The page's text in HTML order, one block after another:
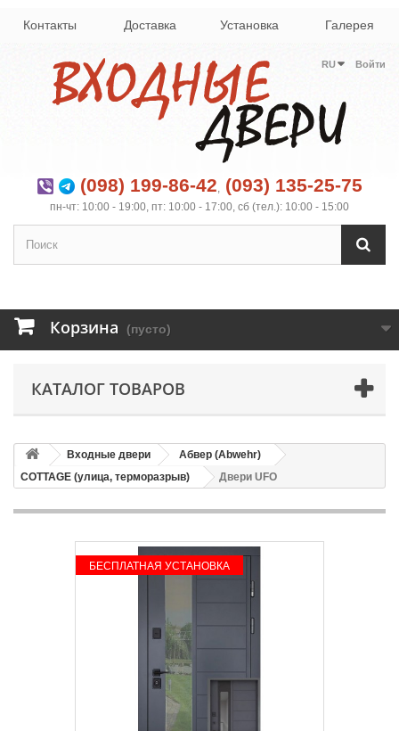
Контакты Доставка Установка Галерея
Войти
RU
(098) 199-86-42, (093) 135-25-75
пн-чт: 10:00 - 19:00, пт: 10:00 - 17:00, сб (тел.): 10:00 - 15:00
Корзина (пусто)
КАТАЛОГ ТОВАРОВ
Входные двери
Абвер (Abwehr)
COTTAGE (улица, терморазрыв)
Двери UFO
БЕСПЛАТНАЯ УСТАНОВКА